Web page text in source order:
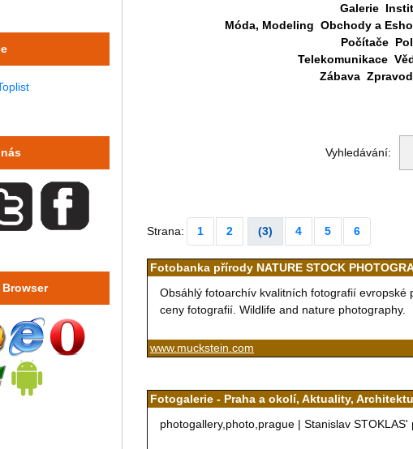
Browser
Galerie
Móda, Modeling Obchody a
Počítače
Telekomunikace
Zábava
Vyhledávání:
Strana: 1 2 (3) 4 5 6
Fotobanka přírody NATURE STOCK
Obsáhlý fotoarchív kvalitních fotografií
ceny fotografií. Wildlife and nature photography.
www.muckstein.com
Fotogalerie - Praha a okolí, Aktuality,
photogallery,photo,prague | Stanislav STOKLAS'